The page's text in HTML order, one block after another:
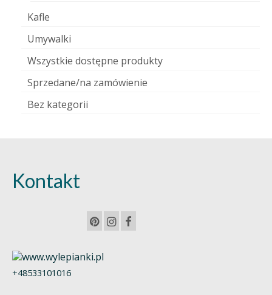
Kafle
Umywalki
Wszystkie dostępne produkty
Sprzedane/na zamówienie
Bez kategorii
Kontakt
+48533101016